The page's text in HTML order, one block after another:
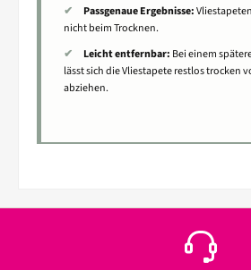
✔
Passgenaue Ergebnisse:
nicht beim Trocknen.
✔
Leicht entfernbar: Bei einem
lässt sich die Vliestapete restlos trocken
abziehen.